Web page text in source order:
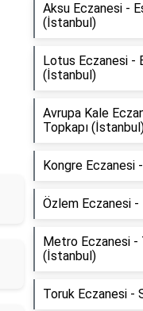
Aksu Eczanesi -
(İstanbul)
Lotus Eczanesi -
(İstanbul)
Avrupa Kale
Topkapı
Kongre Eczanesi
Özlem Eczanesi -
Metro Eczanesi -
(İstanbul)
Toruk Eczanesi -